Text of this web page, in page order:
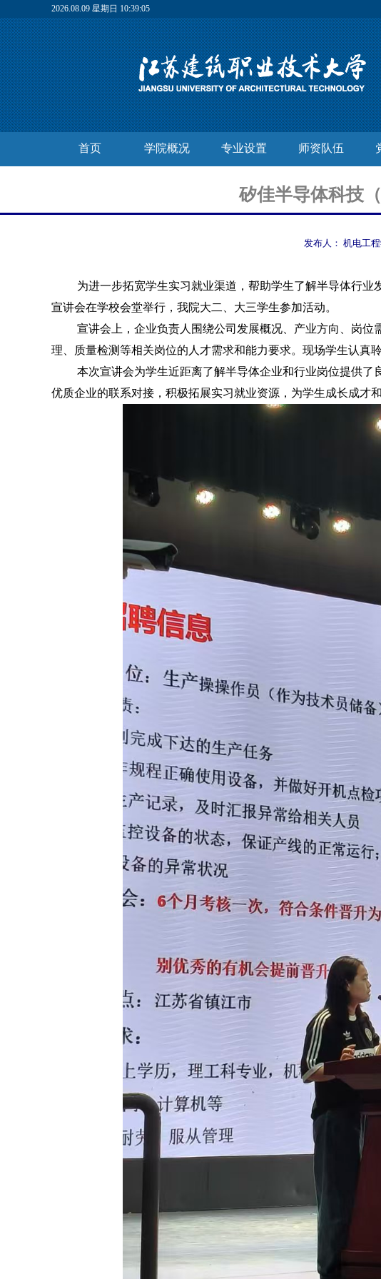
2026.08.09 星期日 10:39:06
首页 学院概况 专业设置 师资队伍
矽佳半导体科技
发布人： 机电工
为进一步拓宽学生实习就业渠道，帮助学生了解半导体行业
宣讲会在学校会堂举行，我院大二、大三学生参加活动。
宣讲会上，企业负责人围绕公司发展概况、产业方向、岗位
理、质量检测等相关岗位的人才需求和能力要求。现场学生认真
本次宣讲会为学生近距离了解半导体企业和行业岗位提供了
优质企业的联系对接，积极拓展实习就业资源，为学生成长成才